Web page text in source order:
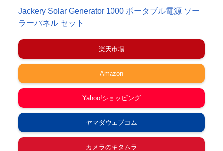
Jackery Solar Generator 1000 ポータブル電源 ソー
ラーパネル セット
楽天市場
Amazon
Yahoo!ショッピング
ヤマダウェブコム
カメラのキタムラ